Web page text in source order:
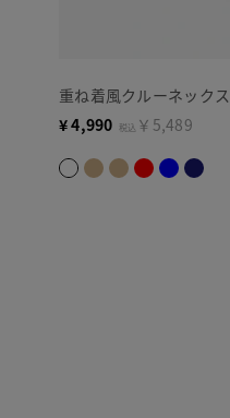
重ね着風クルーネック
¥4,990 税込 ￥5,489